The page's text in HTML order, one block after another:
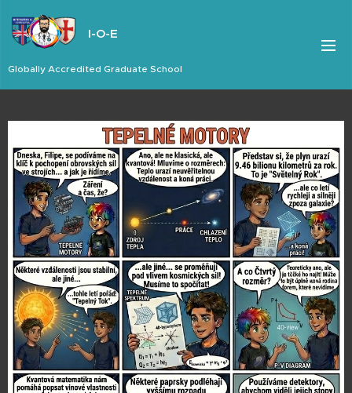
I-O-E
Globally Accredited Graduate School